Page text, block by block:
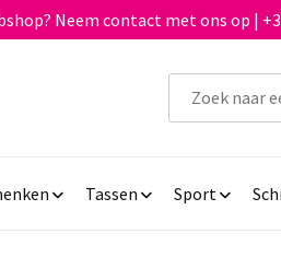
Neem contact met ons op |
Tassen Sport